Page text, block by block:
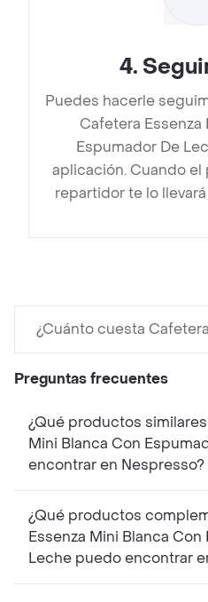
4.
Puedes hacerle
Cafetera Essenza
Espumador De
aplicación. Cuando
repartidor te lo
¿Cuánto cuesta
Preguntas frecuentes
¿Qué productos
Mini Blanca Con
encontrar en Nespresso?
¿Qué productos
Essenza Mini Blanca
Leche puedo encontrar